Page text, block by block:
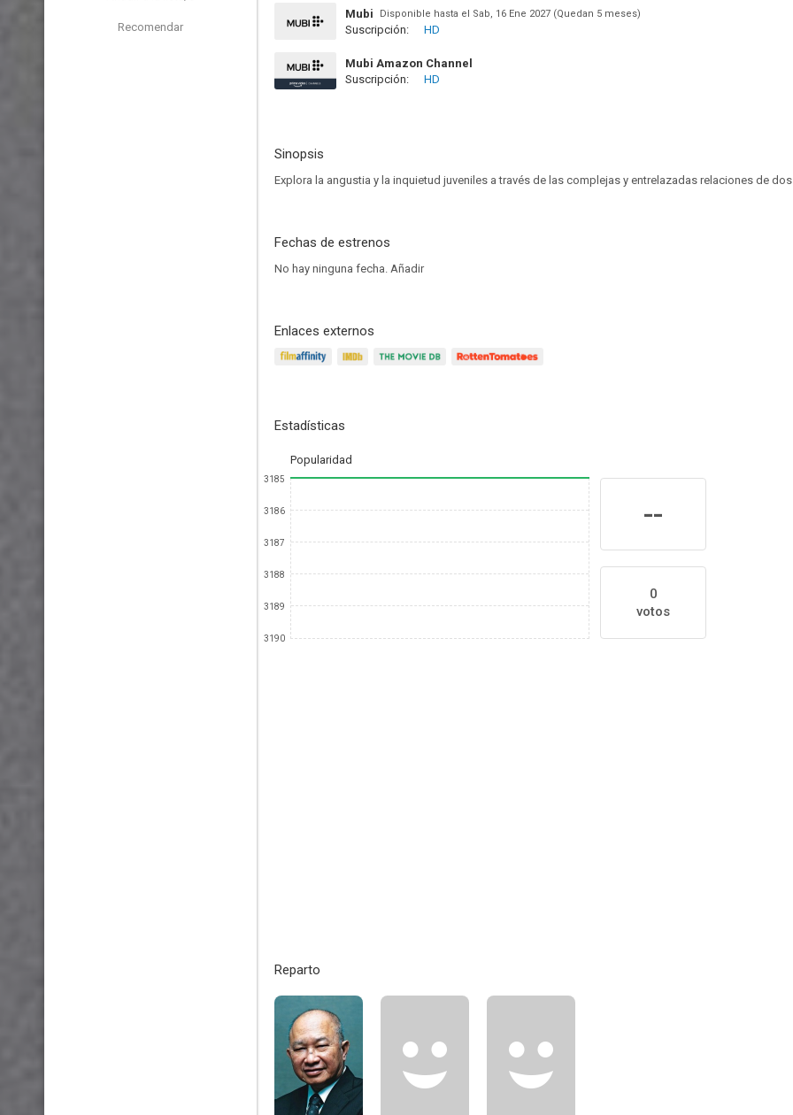
Recomendar
Mubi Disponible hasta el Sab, 16 Ene 2027 (Quedan 5 meses)
Suscripción: HD
Mubi Amazon Channel
Suscripción:
HD
Sinopsis
Explora la angustia y la inquietud juveniles a través de las complejas y entrelazadas relaciones de
Fechas de estrenos
No hay ninguna fecha. Añadir
Enlaces externos
Estadísticas
Popularidad
3185
3186
3187
3188
3189
3190
--
0
votos
Reparto